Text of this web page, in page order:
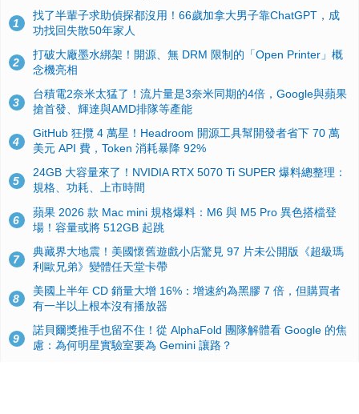
1
找了半輩子求助偵探都沒用！66歲加拿大男子靠ChatGPT，成
功找回失散50年家人
2
打破大廠墨水綁架！開源、無 DRM 限制的「Open Printer」概
念機亮相
3
台積電2奈米太猛了！流片量是3奈米同期的4倍，Google與蘋果
搶首發、輝達與AMD排隊等產能
4
GitHub 狂攬 4 萬星！Headroom 開源工具幫開發者省下 70 萬
美元 API 費，Token 消耗暴降 92%
5
24GB 大容量來了！NVIDIA RTX 5070 Ti SUPER 爆料總整理：
規格、功耗、上市時間
6
蘋果 2026 款 Mac mini 規格爆料：M6 與 M5 Pro 異色搭檔登
場！容量或將 512GB 起跳
7
典藏界大地震！美國懷舊遊戲小店驚見 97 片未公開版《超級瑪
利歐兄弟》變體任天堂卡帶
8
美國上半年 CD 銷量大增 16%：增速約為黑膠 7 倍，但購買者
有一半以上根本沒有播放器
9
諾貝爾獎推手也留不住！從 AlphaFold 團隊解體看 Google 的焦
慮：為何明星實驗室要為 Gemini 讓路？